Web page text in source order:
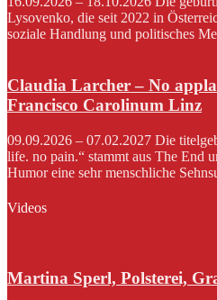
Lysovenko, die seit 2022 in
soziale Handlung und politisches
Claudia Larcher – No
Francisco Carolinum Linz
09.09.2026 – 07.02.2027 Die
life. no pain.“ stammt aus The End
Humor eine sehr menschliche
Videos
Martina Sperl, Polsterei,